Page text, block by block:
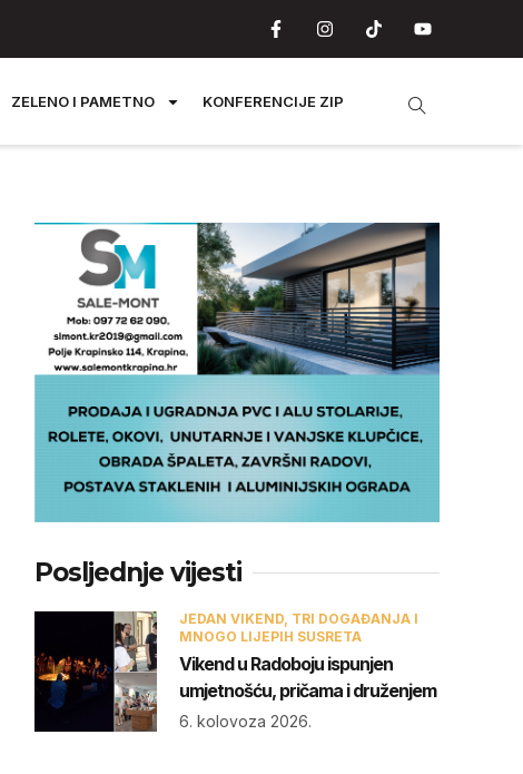
ZELENO I PAMETNO KONFERENCIJE ZIP
Posljednje vijesti
JEDAN VIKEND, TRI DOGAĐANJA I
MNOGO LIJEPIH SUSRETA
Vikend u Radoboju ispunjen
umjetnošću, pričama i druženjem
6. kolovoza 2026.